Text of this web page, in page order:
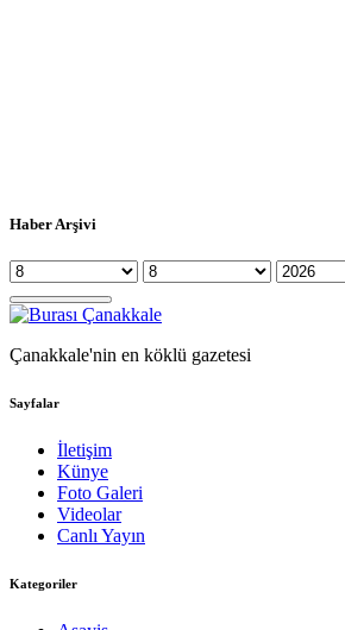
Haber Arşivi
Çanakkale'nin en köklü gazetesi
Sayfalar
İletişim
Künye
Foto Galeri
Videolar
Canlı Yayın
Kategoriler